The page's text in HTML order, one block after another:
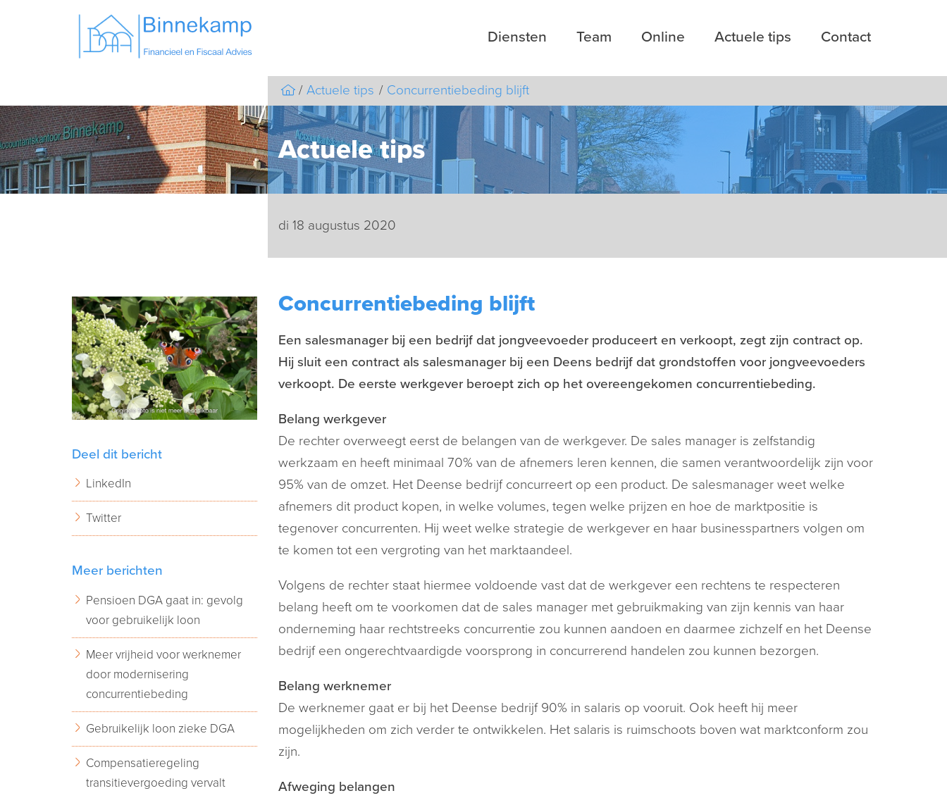
Diensten Team Online Actuele tips Contact
Actuele tips Concurrentiebeding blijft
Actuele tips
di 18 augustus 2020
Concurrentiebeding blijft
Een salesmanager bij een bedrijf dat jongveevoeder produceert en verkoopt, zegt zijn contract op.
Hij sluit een contract als salesmanager bij een Deens bedrijf dat grondstoffen voor jongveevoeders
verkoopt. De eerste werkgever beroept zich op het overeengekomen concurrentiebeding.
Belang werkgever
De rechter overweegt eerst de belangen van de werkgever. De sales manager is zelfstandig
werkzaam en heeft minimaal 70% van de afnemers leren kennen, die samen verantwoordelijk zijn voor
95% van de omzet. Het Deense bedrijf concurreert op een product. De salesmanager weet welke
afnemers dit product kopen, in welke volumes, tegen welke prijzen en hoe de marktpositie is
tegenover concurrenten. Hij weet welke strategie de werkgever en haar businesspartners volgen om
te komen tot een vergroting van het marktaandeel.
Volgens de rechter staat hiermee voldoende vast dat de werkgever een rechtens te respecteren
belang heeft om te voorkomen dat de sales manager met gebruikmaking van zijn kennis van haar
onderneming haar rechtstreeks concurrentie zou kunnen aandoen en daarmee zichzelf en het Deense
bedrijf een ongerechtvaardigde voorsprong in concurrerend handelen zou kunnen bezorgen.
Belang werknemer
De werknemer gaat er bij het Deense bedrijf 90% in salaris op vooruit. Ook heeft hij meer
mogelijkheden om zich verder te ontwikkelen. Het salaris is ruimschoots boven wat marktconform zou
zijn.
Afweging belangen
Deel dit bericht
LinkedIn
Twitter
Meer berichten
Pensioen DGA gaat in: gevolg
voor gebruikelijk loon
Meer vrijheid voor werknemer
door modernisering
concurrentiebeding
Gebruikelijk loon zieke DGA
Compensatieregeling
transitievergoeding vervalt